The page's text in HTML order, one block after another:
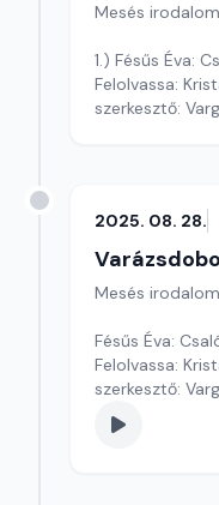
Mesés irodalom
1.) Fésűs Éva:
Felolvassa:
szerkesztő:
2025. 08. 28.
Mesés irodalom
Fésűs Éva:
Felolvassa:
szerkesztő: